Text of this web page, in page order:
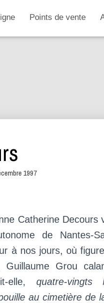
Points de vente
1997
Catherine Decours
de Nantes-
à nos jours, où
Guillaume Grou
elle,
quatre-vingts
au cimetière de